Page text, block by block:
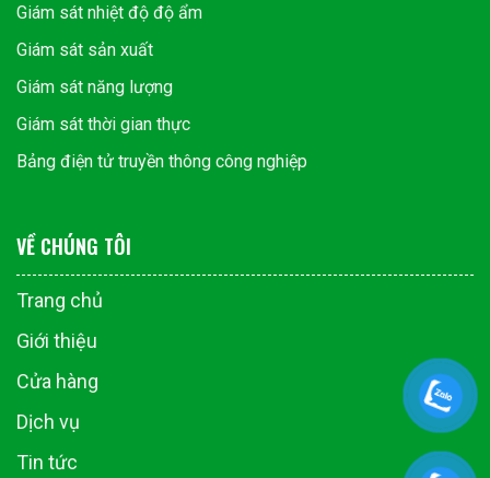
Giám sát nhiệt độ độ ẩm
Giám sát sản xuất
Giám sát năng lượng
Giám sát thời gian thực
Bảng điện tử truyền thông công nghiệp
VỀ CHÚNG TÔI
Trang chủ
Giới thiệu
Cửa hàng
Dịch vụ
Tin tức